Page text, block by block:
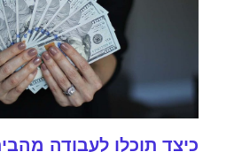
כיצד תוכלו לעבודה